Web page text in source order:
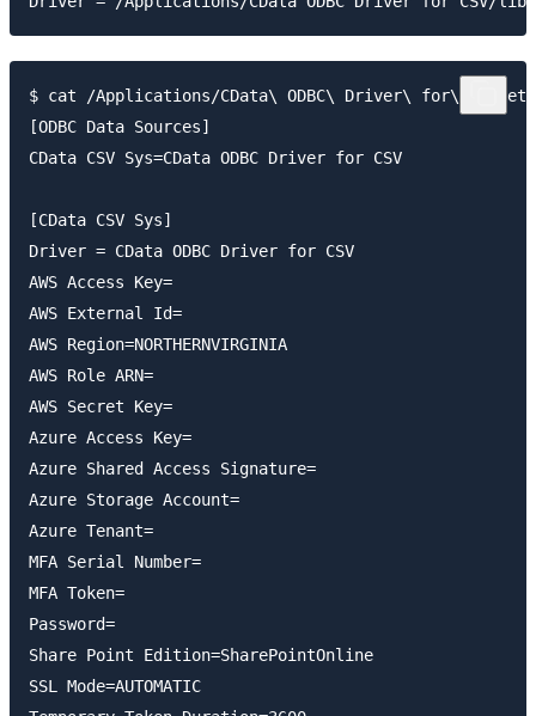
$ cat /Applications/CData\ ODBC\ Driver\ for\
[ODBC Data Sources]
CData CSV Sys=CData ODBC Driver for CSV
[CData CSV Sys]
Driver = CData ODBC Driver for CSV
AWS Access Key=
AWS External Id=
AWS Region=NORTHERNVIRGINIA
AWS Role ARN=
AWS Secret Key=
Azure Access Key=
Azure Shared Access Signature=
Azure Storage Account=
Azure Tenant=
MFA Serial Number=
MFA Token=
Password=
Share Point Edition=SharePointOnline
SSL Mode=AUTOMATIC